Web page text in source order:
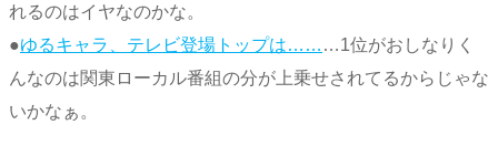
れるのはイヤなのかな。
●ゆるキャラ、テレビ登場トップは…… …1位がおしなりく
んなのは関東ローカル番組の分が上乗せされてるからじゃな
いかなぁ。